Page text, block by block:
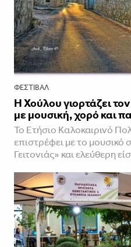
ΦΕΣΤΙΒΑΛ
Η Χούλου γιορτάζει
με μουσική, χορό και
Το Ετήσιο Καλοκαιρινό
επιστρέφει με το
Γειτονιάς» και ελεύθερη